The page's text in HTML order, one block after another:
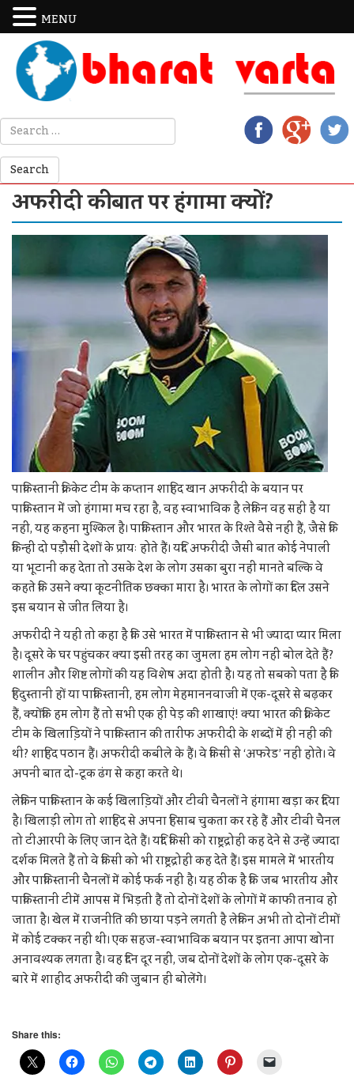
अफरीदी की बात पर हंगामा क्यों?
पाकिस्तानी क्रिकेट टीम के कप्तान शाहिद खान अफरीदी के बयान पर
पाकिस्तान में जो हंगामा मच रहा है, वह स्वाभाविक है लेकिन वह सही है या
नहीं, यह कहना मुश्किल है। पाकिस्तान और भारत के रिश्ते वैसे नहीं हैं, जैसे कि
किन्हीं दो पड़ौसी देशों के प्रायः होते हैं। यदि अफरीदी जैसी बात कोई नेपाली
या भूटानी कह देता तो उसके देश के लोग उसका बुरा नहीं मानते बल्कि वे
कहते कि उसने क्या कूटनीतिक छक्का मारा है। भारत के लोगों का दिल उसने
इस बयान से जीत लिया है।
अफरीदी ने यही तो कहा है कि उसे भारत में पाकिस्तान से भी ज्यादा प्यार मिला
है। दूसरे के घर पहुंचकर क्या इसी तरह का जुमला हम लोग नहीं बोल देते हैं?
शालीन और शिष्ट लोगों की यह विशेष अदा होती है। यह तो सबको पता है कि
हिंदुस्तानी हों या पाकिस्तानी, हम लोग मेहमाननवाजी में एक-दूसरे से बढ़कर
हैं, क्योंकि हम लोग हैं तो सभी एक ही पेड़ की शाखाएं! क्या भारत की क्रिकेट
टीम के खिलाडि़यों ने पाकिस्तान की तारीफ अफरीदी के शब्दों में ही नहीं की
थी? शाहिद पठान हैं। अफरीदी कबीले के हैं। वे किसी से ‘अफरेड’ नहीं होते। वे
अपनी बात दो-टूक ढंग से कहा करते थे।
लेकिन पाकिस्तान के कई खिलाडि़यों और टीवी चैनलों ने हंगामा खड़ा कर दिया
है। खिलाड़ी लोग तो शाहिद से अपना हिसाब चुकता कर रहे हैं और टीवी चैनल
तो टीआरपी के लिए जान देते हैं। यदि किसी को राष्ट्रद्रोही कह देने से उन्हें ज्यादा
दर्शक मिलते हैं तो वे किसी को भी राष्ट्रद्रोही कह देते हैं। इस मामले में भारतीय
और पाकिस्तानी चैनलों में कोई फर्क नहीं है। यह ठीक है कि जब भारतीय और
पाकिस्तानी टीमें आपस में भिड़ती हैं तो दोनों देशों के लोगों में काफी तनाव हो
जाता है। खेल में राजनीति की छाया पड़ने लगती है लेकिन अभी तो दोनों टीमों
में कोई टक्कर नहीं थी। एक सहज-स्वाभाविक बयान पर इतना आपा खोना
अनावश्यक लगता है। वह दिन दूर नहीं, जब दोनों देशों के लोग एक-दूसरे के
बारे में शाहीद अफरीदी की जुबान ही बोलेंगे।
Share this:
MENU